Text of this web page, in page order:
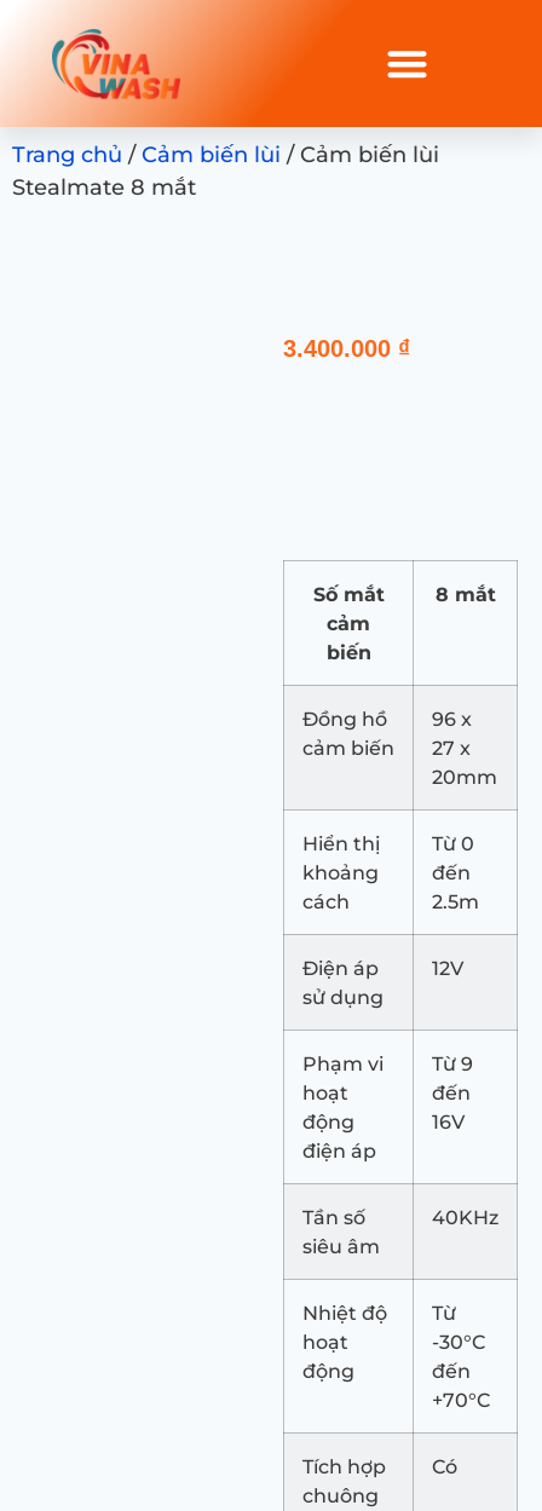
Trang chủ /Cảm biến lùi / Cảm biến lùi
Stealmate 8 mắt
3.400.000 ₫
Số mắt
cảm
biến
8 mắt
Đồng hồ
cảm biến
96 x
27 x
20mm
Hiển thị
khoảng
cách
Từ 0
đến
2.5m
Điện áp
sử dụng
12V
Phạm vi
hoạt
động
điện áp
Từ 9
đến
16V
Tần số
siêu âm
40KHz
Nhiệt độ
hoạt
động
Từ
-30°C
đến
+70°C
Tích hợp
chuông
Có